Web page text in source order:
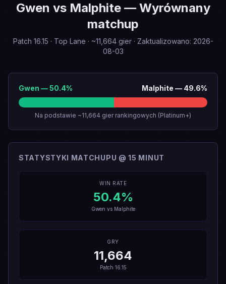
Gwen vs Malphite— Wyrównany
matchup
Patch 16.15 · Top Lane · ~11,664 gier· Zaktualizowano: 2026-
08-03
Gwen —50.4% Malphite — 49.6%
Na podstawie ~11,664 gier rankingowych (Platinum+)
STATYSTYKI MATCHUPU @ 15 MINUT
WIN RATE
50.4%
Gwen vs Malphite
GRY
11,664
Patch 16.15